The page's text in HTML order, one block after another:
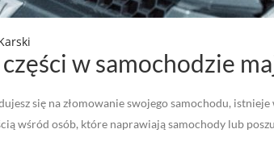
w samochodzie
się na złomowanie swojego samochodu,
wśród osób, które naprawiają samochody lub